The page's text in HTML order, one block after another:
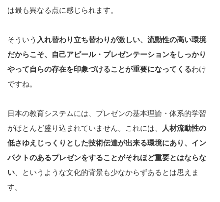
は最も異なる点に感じられます。
そういう 入れ替わり立ち替わりが激しい、流動性の高い環境
だからこそ、自己アピール・プレゼンテーションをしっかり
やって自らの存在を印象づけることが重要になってくるわけ
ですね。
日本の教育システムには、プレゼンの基本理論・体系的学習
がほとんど盛り込まれていません。これには、
人材流動性の
低さゆえじっくりとした技術伝達が出来る環境にあり、イン
パクトのあるプレゼンをすることがそれほど重要とはならな
い 、というような文化的背景も少なからずあるとは思えま
す。